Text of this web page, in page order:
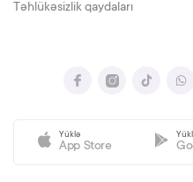
Təhlükəsizlik qaydaları
Yüklə
App Store